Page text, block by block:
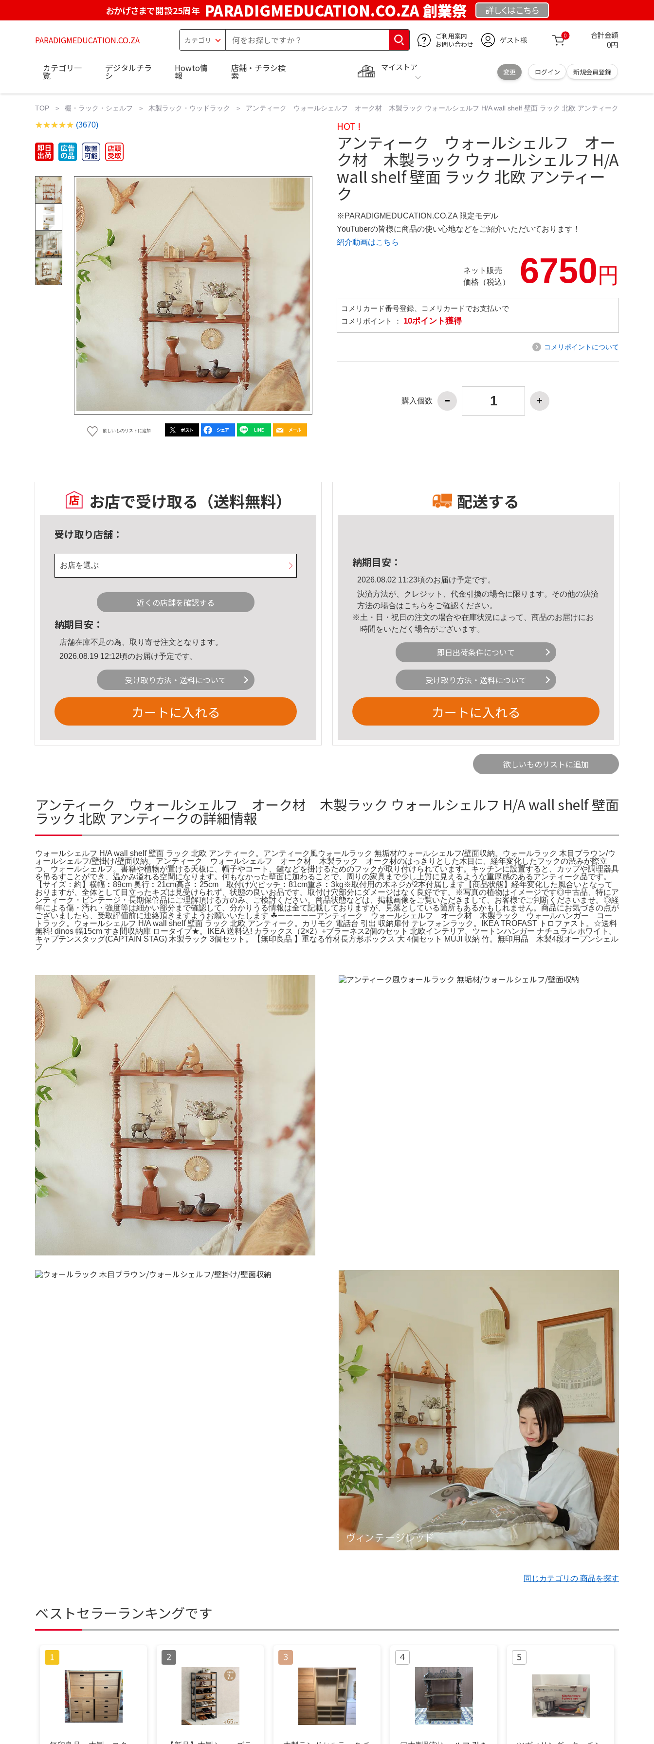
おかげさまで開設25周年 PARADIGMEDUCATION.CO.ZA 創業祭 詳しくはこちら
PARADIGMEDUCATION.CO.ZA
ご利用案内
お問い合わせ
ゲスト様 0 合計金額
0円
マイストア
変更 ログイン 新規会員登録
カテゴリ一
覧
デジタルチラ
シ
Howto情
報
店舗・チラシ検
索
TOP 棚・ラック・シェルフ 木製ラック・ウッドラック アンティーク ウォールシェルフ オーク材 木製ラック ウォールシェルフ H/A wall shelf 壁面 ラック 北欧 アンティーク
(3670)
欲しいものリストに追加
HOT !
アンティーク ウォールシェルフ オー
ク材 木製ラック ウォールシェルフ H/A
wall shelf 壁面 ラック 北欧 アンティー
ク
※PARADIGMEDUCATION.CO.ZA 限定モデル
YouTuberの皆様に商品の使い心地などをご紹介いただいております！
紹介動画はこちら
ネット販売
価格（税込）
6750円
コメリカード番号登録、コメリカードでお支払いで
コメリポイント ： 10ポイント獲得
コメリポイントについて
購入個数
お店で受け取る （送料無料）
受け取り店舗：
お店を選ぶ
近くの店舗を確認する
納期目安：
店舗在庫不足の為、取り寄せ注文となります。
2026.08.19 12:12頃のお届け予定です。
受け取り方法・送料について
カートに入れる
配送する
納期目安：
2026.08.02 11:23頃のお届け予定です。
決済方法が、クレジット、代金引換の場合に限ります。その他の決済
方法の場合はこちら をご確認ください。
※土・日・祝日の注文の場合や在庫状況によって、商品のお届けにお
時間をいただく場合がございます。
即日出荷条件について
受け取り方法・送料について
カートに入れる
欲しいものリストに追加
アンティーク ウォールシェルフ オーク材 木製ラック ウォールシェルフ H/A wall shelf 壁面
ラック 北欧 アンティークの詳細情報
ウォールシェルフ H/A wall shelf 壁面 ラック 北欧 アンティーク。アンティーク風ウォールラック 無垢材/ウォールシェルフ/壁面収納。ウォールラック 木目ブラウン/ウ
ォールシェルフ/壁掛け/壁面収納。アンティーク ウォールシェルフ オーク材 木製ラック オーク材のはっきりとした木目に、経年変化したフックの渋みが際立
つ、ウォールシェルフ。書籍や植物が置ける天板に、帽子やコート、鍵などを掛けるためのフックが取り付けられています。キッチンに設置すると、カップや調理器具
を吊るすことができ、温かみ溢れる空間になります。何もなかった壁面に加わることで、周りの家具まで少し上質に見えるような重厚感のあるアンティーク品です。
【サイズ：約】横幅︰89cm 奥行︰21cm高さ︰25cm 取付け穴ピッチ︰81cm重さ︰3kg※取付用の木ネジが2本付属します【商品状態】経年変化した風合いとなって
おりますが、全体として目立ったキズは見受けられず、状態の良いお品です。取付け穴部分にダメージはなく良好です。※写真の植物はイメージです◎中古品、特にア
ンティーク・ビンテージ・長期保管品にご理解頂ける方のみ、ご検討ください。商品状態などは、掲載画像をご覧いただきまして、お客様でご判断くださいませ。◎経
年による傷・汚れ・強度等は細かい部分まで確認して、分かりうる情報は全て記載しておりますが、見落としている箇所もあるかもしれません。商品にお気づきの点が
ございましたら、受取評価前に連絡頂きますようお願いいたします ☘ーーーーーアンティーク ウォールシェルフ オーク材 木製ラック ウォールハンガー コー
トラック。ウォールシェルフ H/A wall shelf 壁面 ラック 北欧 アンティーク。カリモク 電話台 引出 収納扉付 テレフォンラック。IKEA TROFAST トロファスト。☆送料
無料! dinos 幅15cm すき間収納庫 ロータイプ★。IKEA 送料込! カラックス（2×2）+ブラーネス2個のセット 北欧インテリア。ツートンハンガー ナチュラル ホワイト。
キャプテンスタッグ(CAPTAIN STAG) 木製ラック 3個セット。【無印良品 】重なる竹材長方形ボックス 大 4個セット MUJI 収納 竹。無印用品 木製4段オープンシェル
フ
同じカテゴリの 商品を探す
ベストセラーランキングです